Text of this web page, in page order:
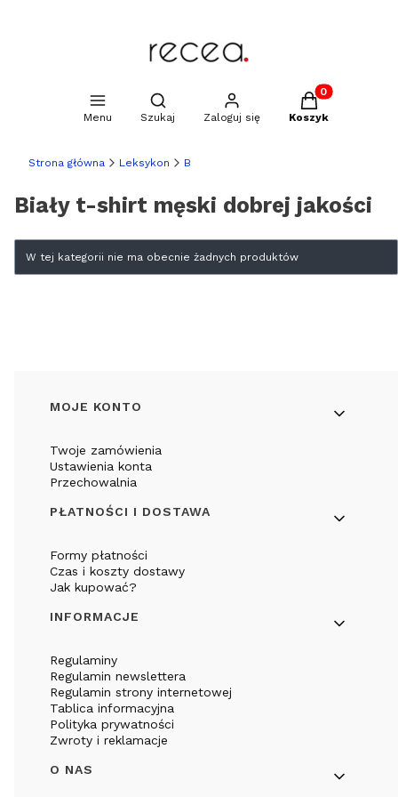
Menu
Otwórz wyszukiwarkę
Szukaj Zaloguj się
Produkty w
Koszyk
Strona główna Leksykon B
Biały t-shirt męski dobrej jakości
Lista produktów
W tej kategorii nie ma obecnie żadnych produktów
Linki w stopce
MOJE KONTO
Twoje zamówienia
Ustawienia konta
Przechowalnia
PŁATNOŚCI I DOSTAWA
Formy płatności
Czas i koszty dostawy
Jak kupować?
INFORMACJE
Regulaminy
Regulamin newslettera
Regulamin strony internetowej
Tablica informacyjna
Polityka prywatności
Zwroty i reklamacje
O NAS